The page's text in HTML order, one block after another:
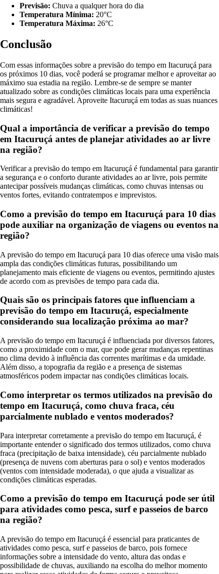
Previsão: Chuva a qualquer hora do dia
Temperatura Mínima: 20°C
Temperatura Máxima: 26°C
Conclusão
Com essas informações sobre a previsão do tempo em Itacuruçá para
os próximos 10 dias, você poderá se programar melhor e aproveitar ao
máximo sua estadia na região. Lembre-se de sempre se manter
atualizado sobre as condições climáticas locais para uma experiência
mais segura e agradável. Aproveite Itacuruçá em todas as suas nuances
climáticas!
Qual a importância de verificar a previsão do tempo
em Itacuruçá antes de planejar atividades ao ar livre
na região?
Verificar a previsão do tempo em Itacuruçá é fundamental para garantir
a segurança e o conforto durante atividades ao ar livre, pois permite
antecipar possíveis mudanças climáticas, como chuvas intensas ou
ventos fortes, evitando contratempos e imprevistos.
Como a previsão do tempo em Itacuruçá para 10 dias
pode auxiliar na organização de viagens ou eventos na
região?
A previsão do tempo em Itacuruçá para 10 dias oferece uma visão mais
ampla das condições climáticas futuras, possibilitando um
planejamento mais eficiente de viagens ou eventos, permitindo ajustes
de acordo com as previsões de tempo para cada dia.
Quais são os principais fatores que influenciam a
previsão do tempo em Itacuruçá, especialmente
considerando sua localização próxima ao mar?
A previsão do tempo em Itacuruçá é influenciada por diversos fatores,
como a proximidade com o mar, que pode gerar mudanças repentinas
no clima devido à influência das correntes marítimas e da umidade.
Além disso, a topografia da região e a presença de sistemas
atmosféricos podem impactar nas condições climáticas locais.
Como interpretar os termos utilizados na previsão do
tempo em Itacuruçá, como chuva fraca, céu
parcialmente nublado e ventos moderados?
Para interpretar corretamente a previsão do tempo em Itacuruçá, é
importante entender o significado dos termos utilizados, como chuva
fraca (precipitação de baixa intensidade), céu parcialmente nublado
(presença de nuvens com aberturas para o sol) e ventos moderados
(ventos com intensidade moderada), o que ajuda a visualizar as
condições climáticas esperadas.
Como a previsão do tempo em Itacuruçá pode ser útil
para atividades como pesca, surf e passeios de barco
na região?
A previsão do tempo em Itacuruçá é essencial para praticantes de
atividades como pesca, surf e passeios de barco, pois fornece
informações sobre a intensidade do vento, altura das ondas e
possibilidade de chuvas, auxiliando na escolha do melhor momento